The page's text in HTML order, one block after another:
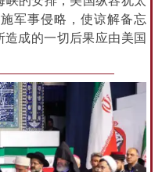
军事侵略，使谅解备忘
造成的一切后果应由美国